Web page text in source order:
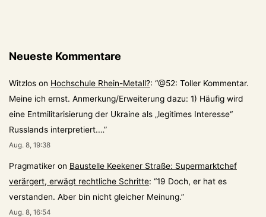
Neueste Kommentare
Witzlos on Hochschule Rhein-Metall?: “@52: Toller Kommentar.
Meine ich ernst. Anmerkung/Erweiterung dazu: 1) Häufig wird
eine Entmilitarisierung der Ukraine als „legitimes Interesse“
Russlands interpretiert.…”
Aug. 8, 19:38
Pragmatiker on Baustelle Keekener Straße: Supermarktchef
verärgert, erwägt rechtliche Schritte: “19 Doch, er hat es
verstanden. Aber bin nicht gleicher Meinung.”
Aug. 8, 16:54